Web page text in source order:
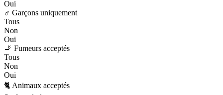
Oui
♂️ Garçons uniquement
Tous
Non
Oui
🚬 Fumeurs acceptés
Tous
Non
Oui
🐈 Animaux acceptés